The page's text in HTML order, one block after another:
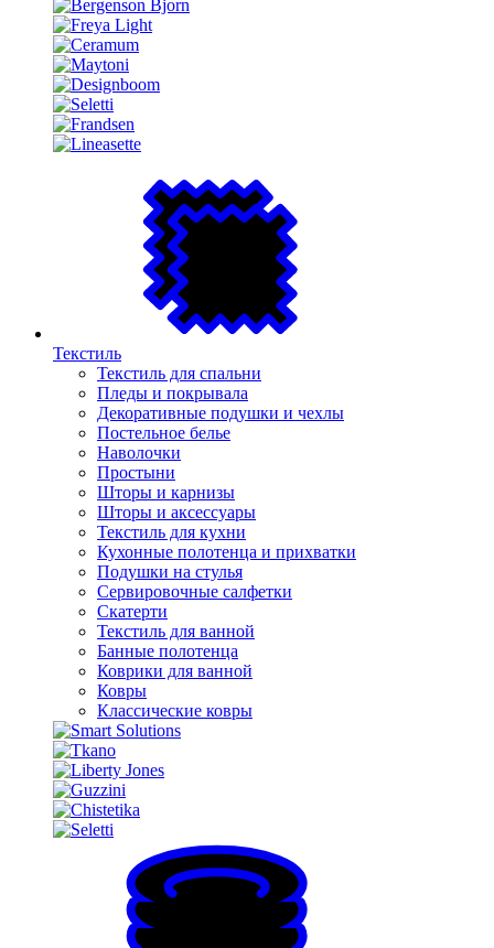
Текстиль
Текстиль для спальни
Пледы и покрывала
Декоративные подушки и чехлы
Постельное белье
Наволочки
Простыни
Шторы и карнизы
Шторы и аксессуары
Текстиль для кухни
Кухонные полотенца и прихватки
Подушки на стулья
Сервировочные салфетки
Скатерти
Текстиль для ванной
Банные полотенца
Коврики для ванной
Ковры
Классические ковры